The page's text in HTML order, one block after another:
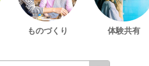
ものづくり 体験共有